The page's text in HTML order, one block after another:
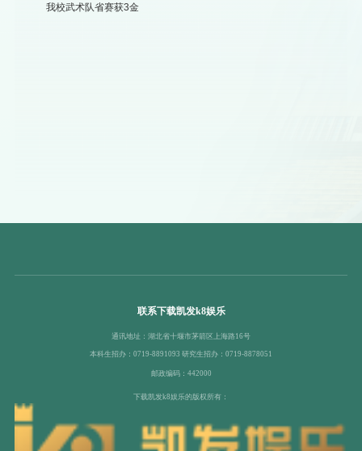
我校武术队省赛获3金
联系下载凯发k8娱乐
通讯地址：湖北省十堰市茅箭区上海路16号
本科生招办：0719-8891093 研究生招办：0719-8878051
邮政编码：442000
下载凯发k8娱乐的版权所有：